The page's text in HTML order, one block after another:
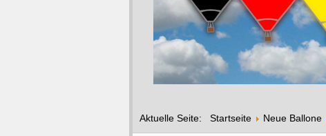
Aktuelle Seite: Startseite Neue Ballone